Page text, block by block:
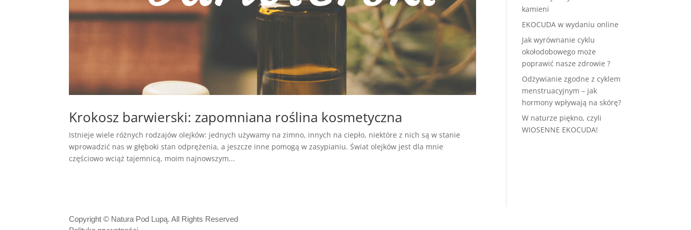
Krokosz barwierski: zapomniana roślina kosmetyczna
Istnieje wiele różnych rodzajów olejków: jednych używamy na zimno, innych na ciepło, niektóre z nich są w stanie
wprowadzić nas w głęboki stan odprężenia, a jeszcze inne pomogą w zasypianiu. Świat olejków jest dla mnie
częściowo wciąż tajemnicą, moim najnowszym...
kamieni
EKOCUDA w wydaniu online
Jak wyrównanie cyklu
okołodobowego może
poprawić nasze zdrowie ?
Odżywianie zgodne z cyklem
menstruacyjnym – jak
hormony wpływają na skórę?
W naturze piękno, czyli
WIOSENNE EKOCUDA!
Copyright © Natura Pod Lupą. All Rights Reserved